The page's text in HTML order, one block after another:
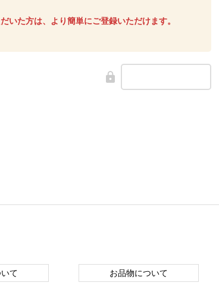
いた方は、より簡単にご登録いただけます。
て お品物について